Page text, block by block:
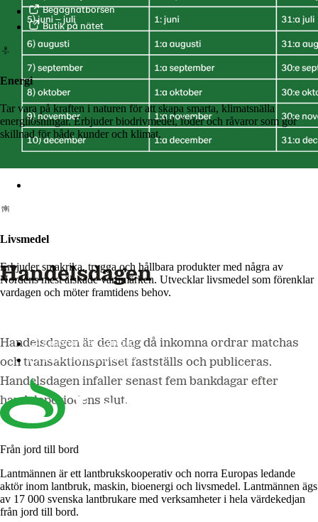
Begagnatbörsen
Butik på nätet
Energi
Tar vara på kraften i naturen för att skapa smarta, klimatsnälla
energilösningar. Erbjuder biodrivmedel, foder och råvaror som gör
skillnad för både kunder och klimat.
Livsmedel
Erbjuder smakrika, trygga och hållbara produkter med några av
Nordens mest älskade varumärken. Utvecklar livsmedel som förenklar
vardagen och möter framtidens behov.
Lantmännen Cerealia
Lantmännen Unibake
Från jord till bord
Lantmännen är ett lantbrukskooperativ och norra Europas ledande
aktör inom lantbruk, maskin, bioenergi och livsmedel. Lantmännen ägs
av 17 000 svenska lantbrukare med verksamheter i hela värdekedjan
från jord till bord.
Handelsdagen
Handelsdagen är den dag då inkomna ordrar matchas
och transaktionspriset fastställs och publiceras.
Handelsdagen infaller senast fem bankdagar efter
handelsperiodens slut.